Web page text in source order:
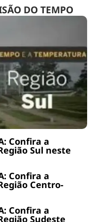
DO TEMPO
Confira a
Sul neste
Confira a
Centro-
Confira a
Sudeste